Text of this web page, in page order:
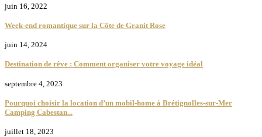
juin 16, 2022
Week-end romantique sur la Côte de Granit Rose
juin 14, 2024
Destination de rêve : Comment organiser votre voyage idéal
septembre 4, 2023
Pourquoi choisir la location d’un mobil-home à Brétignolles-sur-Mer
Camping Cabestan...
juillet 18, 2023